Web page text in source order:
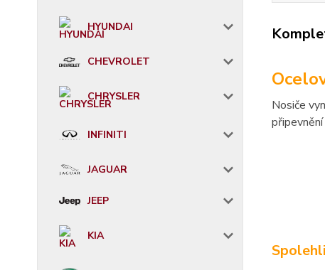
HYUNDAI
CHEVROLET
CHRYSLER
INFINITI
JAGUAR
JEEP
KIA
Nosiče